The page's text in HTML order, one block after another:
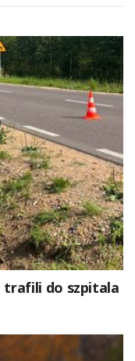
trafili do szpitala